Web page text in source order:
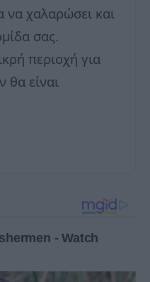
να χαλαρώσει και
σας.
περιοχή για
θα είναι